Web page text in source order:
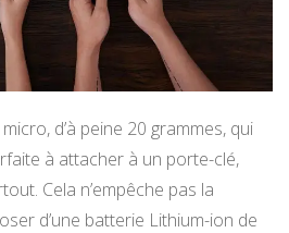
d’à peine 20 grammes, qui
à attacher à un porte-clé,
Cela n’empêche pas la
d’une batterie Lithium-ion de